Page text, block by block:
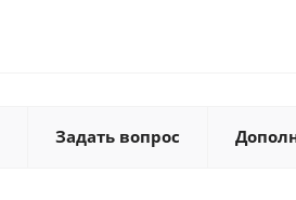
Задать вопрос